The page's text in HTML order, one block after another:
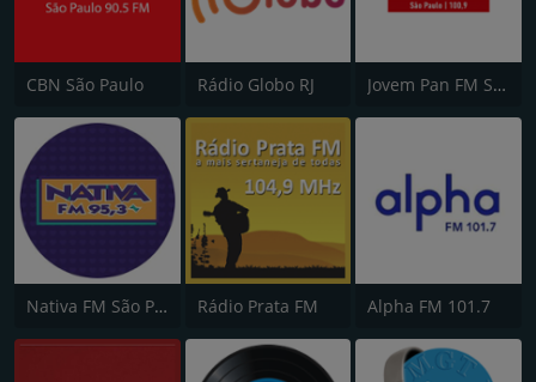
CBN São Paulo Rádio Globo RJ Jovem Pan FM São Paulo
Nativa FM São Paulo Rádio Prata FM Alpha FM 101.7